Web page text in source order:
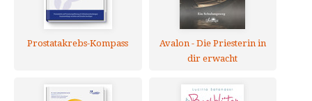
Prostatakrebs-Kompass
Avalon - Die Priesterin in
dir erwacht